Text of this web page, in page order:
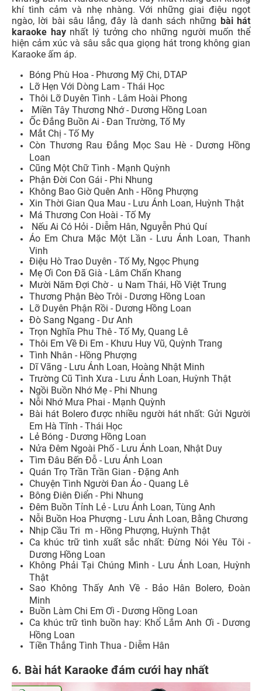
khí tình cảm và nhẹ nhàng. Với những giai điệu ngọt
ngào, lời bài sâu lắng, đây là danh sách những bài hát
karaoke haynhất lý tưởng cho những người muốn thể
hiện cảm xúc và sâu sắc qua giọng hát trong không gian
Karaoke ấm áp.
Bóng Phù Hoa - Phương Mỹ Chi, DTAP
Lỡ Hẹn Với Dòng Lam - Thái Học
Thôi Lỡ Duyên Tình - Lâm Hoài Phong
Miền Tây Thương Nhớ - Dương Hồng Loan
Ốc Đắng Buồn Ai - Đan Trường, Tố My
Mắt Chị - Tố My
Còn Thương Rau Đắng Mọc Sau Hè - Dương Hồng
Loan
Cũng Một Chữ Tình - Mạnh Quỳnh
Phận Đời Con Gái - Phi Nhung
Không Bao Giờ Quên Anh - Hồng Phượng
Xin Thời Gian Qua Mau - Lưu Ánh Loan, Huỳnh Thật
Má Thương Con Hoài - Tố My
Nếu Ai Có Hỏi - Diễm Hân, Nguyễn Phú Quí
Áo Em Chưa Mặc Một Lần - Lưu Ánh Loan, Thanh
Vinh
Điệu Hò Trao Duyên - Tố My, Ngọc Phụng
Mẹ Ơi Con Đã Già - Lâm Chấn Khang
Mười Năm Đợi Chờ - u Nam Thái, Hồ Việt Trung
Thương Phận Bèo Trôi - Dương Hồng Loan
Lỡ Duyên Phận Rồi - Dương Hồng Loan
Đò Sang Ngang - Dư Anh
Trọn Nghĩa Phu Thê - Tố My, Quang Lê
Thôi Em Về Đi Em - Khưu Huy Vũ, Quỳnh Trang
Tình Nhân - Hồng Phượng
Dĩ Vãng - Lưu Ánh Loan, Hoàng Nhật Minh
Trường Cũ Tình Xưa - Lưu Ánh Loan, Huỳnh Thật
Ngồi Buồn Nhớ Mẹ - Phi Nhung
Nỗi Nhớ Mưa Phai - Mạnh Quỳnh
Bài hát Bolero được nhiều người hát nhất: Gửi Người
Em Hà Tĩnh - Thái Học
Lẻ Bóng - Dương Hồng Loan
Nửa Đêm Ngoài Phố - Lưu Ánh Loan, Nhật Duy
Tìm Đâu Bến Đỗ - Lưu Ánh Loan
Quán Trọ Trần Trần Gian - Đặng Anh
Chuyện Tình Người Đan Áo - Quang Lê
Bông Điên Điển - Phi Nhung
Đêm Buồn Tỉnh Lẻ - Lưu Ánh Loan, Tùng Anh
Nỗi Buồn Hoa Phượng - Lưu Ánh Loan, Bằng Chương
Nhịp Cầu Tri m - Hồng Phượng, Huỳnh Thật
Ca khúc trữ tình xuất sắc nhất: Đừng Nói Yêu Tôi -
Dương Hồng Loan
Không Phải Tại Chúng Mình - Lưu Ánh Loan, Huỳnh
Thật
Sao Không Thấy Anh Về - Bảo Hân Bolero, Đoàn
Minh
Buồn Làm Chi Em Ơi - Dương Hồng Loan
Ca khúc trữ tình buồn hay: Khổ Lắm Anh Ơi - Dương
Hồng Loan
Tiền Thắng Tình Thua - Diễm Hân
6. Bài hát Karaoke đám cưới hay nhất